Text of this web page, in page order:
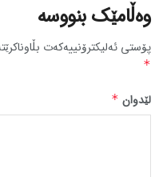
وەڵامێک بنووسە
پۆستی ئەلیکترۆنییەکەت
*
لێدوان *